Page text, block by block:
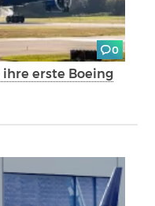
0
erste Boeing